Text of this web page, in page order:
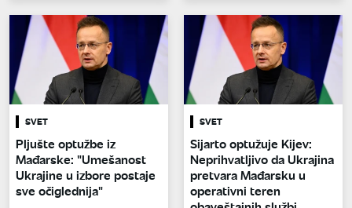
SVET
Pljušte optužbe iz
Mađarske: "Umešanost
Ukrajine u izbore postaje
sve očiglednija"
SVET
Sijarto optužuje Kijev:
Neprihvatljivo da Ukrajina
pretvara Mađarsku u
operativni teren